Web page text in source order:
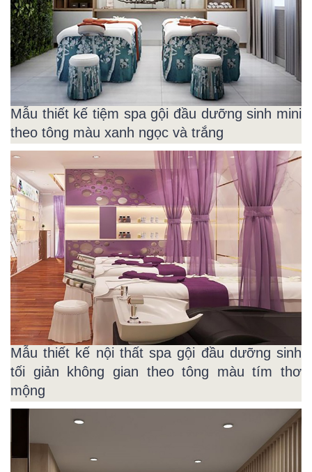
Mẫu thiết kế tiệm spa gội đầu dưỡng sinh mini
theo tông màu xanh ngọc và trắng
Mẫu thiết kế nội thất spa gội đầu dưỡng sinh
tối giản không gian theo tông màu tím thơ
mộng